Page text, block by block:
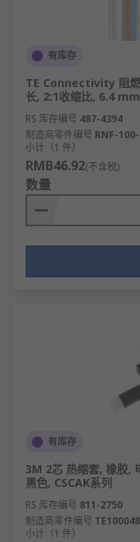
有库存
TE Connectivity 阻
长, 2:1收缩比, 6.4
RS 库存编号 487-4394
制造商零件编号 RNF-
小计（1 件）
RMB46.92(不含税)
数量
有库存
3M 2芯 热缩套, 橡胶,
黑色, CSCAK系列
RS 库存编号 811-2750
制造商零件编号
小计（1 件）